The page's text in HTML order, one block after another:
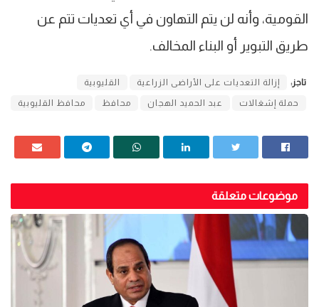
القومية، وأنه لن يتم التهاون في أي تعديات تتم عن
طريق التبوير أو البناء المخالف.
تاجز: إزالة التعديات على الأراضى الزراعية القليوبية
حملة إشغالات عبد الحميد الهجان محافظ محافظ القليوبية
موضوعات متعلقة